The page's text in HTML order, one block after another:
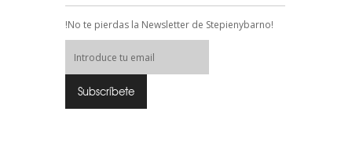
!No te pierdas la Newsletter de Stepienybarno!